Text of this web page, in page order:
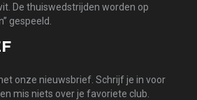
De thuiswedstrijden worden op
gespeeld.
onze nieuwsbrief. Schrijf je in voor
mis niets over je favoriete club.